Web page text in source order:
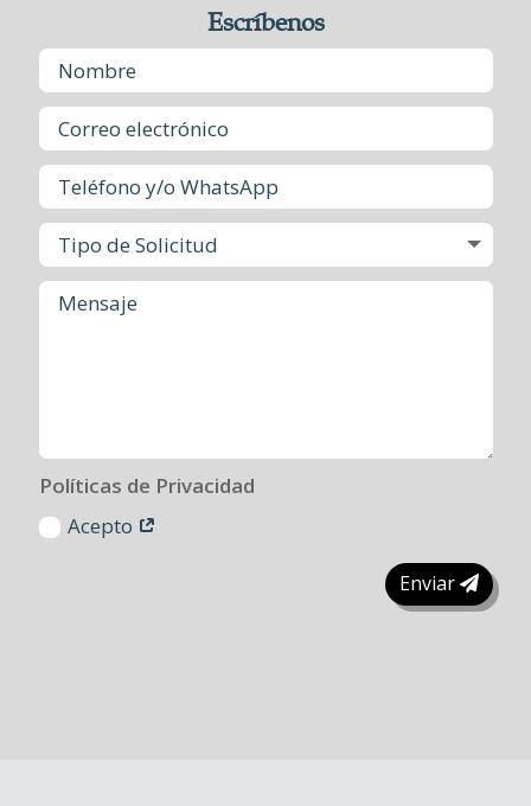
Escríbenos
Políticas de Privacidad
Acepto
Enviar